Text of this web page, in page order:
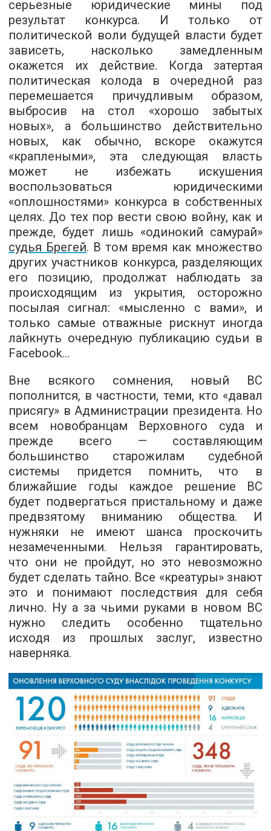
серьезные юридические мины под
результат конкурса. И только от
политической воли будущей власти будет
зависеть, насколько замедленным
окажется их действие. Когда затертая
политическая колода в очередной раз
перемешается причудливым образом,
выбросив на стол «хорошо забытых
новых», а большинство действительно
новых, как обычно, вскоре окажутся
«краплеными», эта следующая власть
может не избежать искушения
воспользоваться юридическими
«оплошностями» конкурса в собственных
целях. До тех пор вести свою войну, как и
прежде, будет лишь «одинокий самурай»
судья Брегей. В том время как множество
других участников конкурса, разделяющих
его позицию, продолжат наблюдать за
происходящим из укрытия, осторожно
посылая сигнал: «мысленно с вами», и
только самые отважные рискнут иногда
лайкнуть очередную публикацию судьи в
Facebook...
Вне всякого сомнения, новый ВС
пополнится, в частности, теми, кто «давал
присягу» в Администрации президента. Но
всем новобранцам Верховного суда и
прежде всего — составляющим
большинство старожилам судебной
системы придется помнить, что в
ближайшие годы каждое решение ВС
будет подвергаться пристальному и даже
предвзятому вниманию общества. И
нужняки не имеют шанса проскочить
незамеченными. Нельзя гарантировать,
что они не пройдут, но это невозможно
будет сделать тайно. Все «креатуры» знают
это и понимают последствия для себя
лично. Ну а за чьими руками в новом ВС
нужно следить особенно тщательно
исходя из прошлых заслуг, известно
наверняка.